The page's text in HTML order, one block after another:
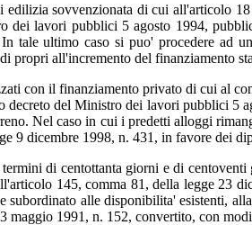
sovvenzionata di cui all'articolo
dei lavori pubblici 5 agosto 1994,
tale ultimo caso si puo' procedere ad
propri all'incremento del finanziamento
con il finanziamento privato di cui al
decreto del Ministro dei lavori pubblici 5
Nel caso in cui i predetti alloggi
9 dicembre 1998, n. 431, in favore dei
termini di centottanta giorni e di
145, comma 81, della legge 23
subordinato alle disponibilita' esistenti,
maggio 1991, n. 152, convertito, con